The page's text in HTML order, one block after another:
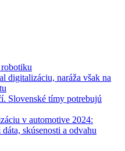
digitalizáciu, naráža však na
Slovenské tímy potrebujú
v automotive 2024:
skúsenosti a odvahu